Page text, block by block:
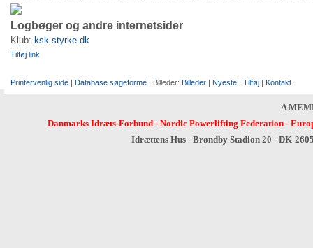
Logbøger og andre internetsider
Klub: ksk-styrke.dk
Tilføj link
Printervenlig side | Database søgeforme | Billeder: Billeder | Nyeste | Tilføj | Kontakt
A
Danmarks Idræts-Forbund- Nordic Powerlifting Federation-
Idrættens Hus - Brøndby Stadion 20 - DK-